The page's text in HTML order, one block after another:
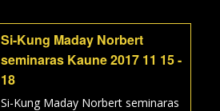
Si-Kung Maday Norbert
seminaras Kaune 2017 11 15 -
18
Si-Kung Maday Norbert seminaras